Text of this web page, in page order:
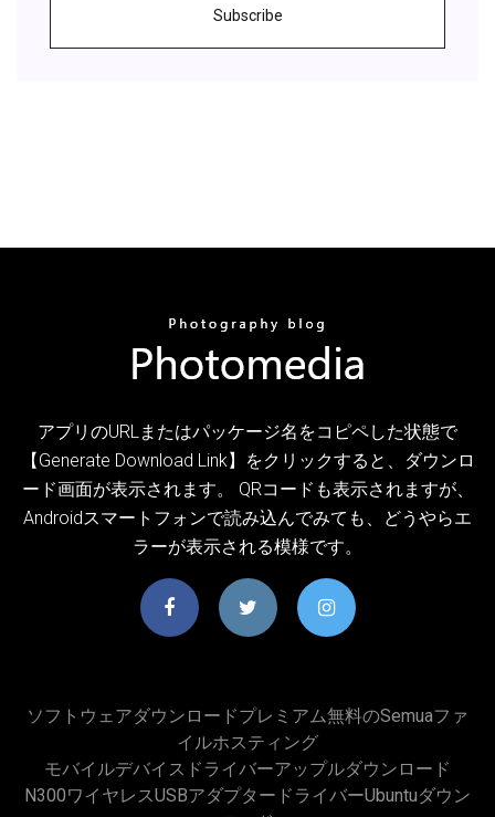
Subscribe
アプリのURLまたはパッケージ名をコピペした状態で
【Generate Download Link】をクリックすると、ダウンロ
ード画面が表示されます。 QRコードも表示されますが、
Androidスマートフォンで読み込んでみても、どうやらエ
ラーが表示される模様です。
ソフトウェアダウンロードプレミアム無料のsemuaファ
イルホスティング
モバイルデバイスドライバーアップルダウンロード
N300ワイヤレスUSBアダプタードライバーUbuntuダウン